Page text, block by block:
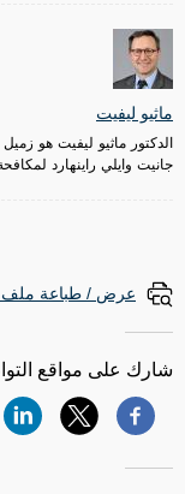
ماثيو ليفيت
الدكتور ماثيو ليفيت هو
جانيت وايلي راينهارد
عرض / طباعة
شارك على مواقع